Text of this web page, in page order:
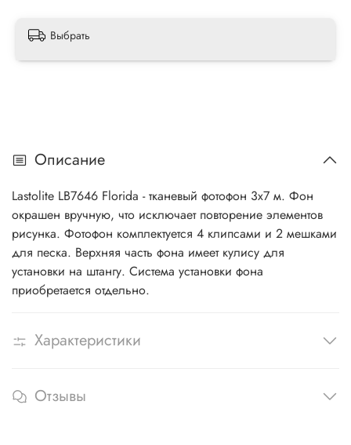
Выбрать
Описание
Lastolite LB7646 Florida - тканевый фотофон 3х7 м. Фон
окрашен вручную, что исключает повторение элементов
рисунка. Фотофон комплектуется 4 клипсами и 2 мешками
для песка. Верхняя часть фона имеет кулису для
установки на штангу. Система установки фона
приобретается отдельно.
Характеристики
Отзывы